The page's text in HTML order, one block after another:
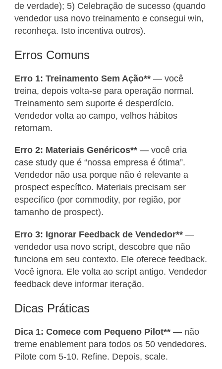
de verdade); 5) Celebração de sucesso (quando
vendedor usa novo treinamento e consegui win,
reconheça. Isto incentiva outros).
Erros Comuns
Erro 1: Treinamento Sem Ação** — você
treina, depois volta-se para operação normal.
Treinamento sem suporte é desperdício.
Vendedor volta ao campo, velhos hábitos
retornam.
Erro 2: Materiais Genéricos** — você cria
case study que é “nossa empresa é ótima”.
Vendedor não usa porque não é relevante a
prospect específico. Materiais precisam ser
específico (por commodity, por região, por
tamanho de prospect).
Erro 3: Ignorar Feedback de Vendedor** —
vendedor usa novo script, descobre que não
funciona em seu contexto. Ele oferece feedback.
Você ignora. Ele volta ao script antigo. Vendedor
feedback deve informar iteração.
Dicas Práticas
Dica 1: Comece com Pequeno Pilot** — não
treme enablement para todos os 50 vendedores.
Pilote com 5-10. Refine. Depois, scale.